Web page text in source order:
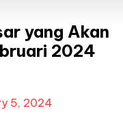
yang Akan
2024
5, 2024